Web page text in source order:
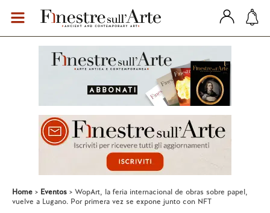
Home Eventos
WopArt, la feria internacional de obras sobre papel,
vuelve a Lugano. Por primera vez se expone junto con NFT